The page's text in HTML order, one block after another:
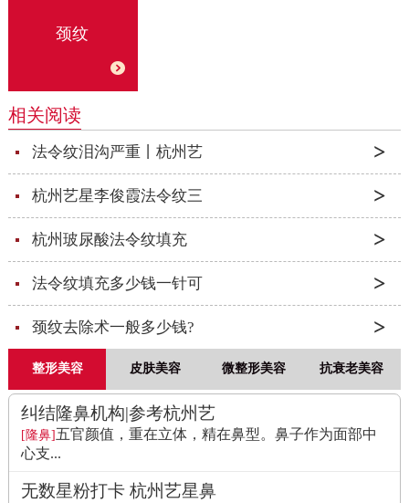
颈纹
相关阅读
法令纹泪沟严重丨杭州艺
杭州艺星李俊霞法令纹三
杭州玻尿酸法令纹填充
法令纹填充多少钱一针可
颈纹去除术一般多少钱?
整形美容 皮肤美容 微整形美容 抗衰老美容
纠结隆鼻机构|参考杭州艺
[隆鼻]五官颜值，重在立体，精在鼻型。鼻子作为面部中
心支...
无数星粉打卡 杭州艺星鼻